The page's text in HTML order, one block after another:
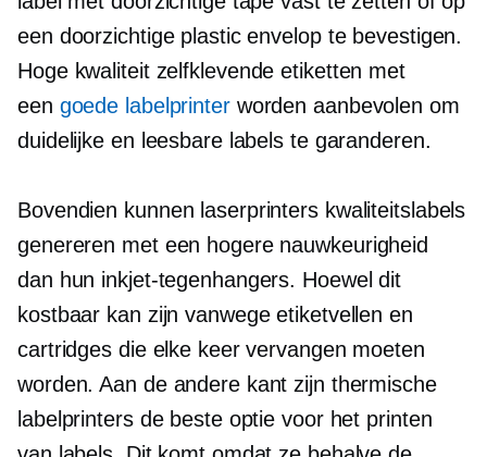
een doorzichtige plastic envelop te bevestigen.
Hoge kwaliteitzelfklevende etiketten met
een goede labelprinterworden aanbevolen om
duidelijke en leesbare labels te garanderen.
Bovendien kunnen laserprinters kwaliteitslabels
genereren met een hogere nauwkeurigheid
dan hun inkjet-tegenhangers. Hoewel dit
kostbaar kan zijn vanwege etiketvellen en
cartridges die elke keer vervangen moeten
worden. Aan de andere kant zijn thermische
labelprinters de beste optie voor het printen